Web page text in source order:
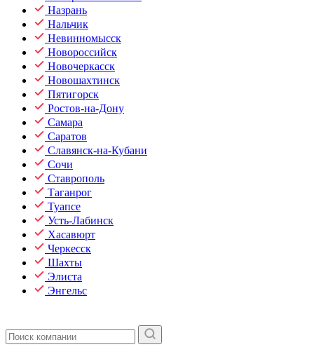
Назрань
Нальчик
Невинномысск
Новороссийск
Новочеркасск
Новошахтинск
Пятигорск
Ростов-на-Дону
Самара
Саратов
Славянск-на-Кубани
Сочи
Ставрополь
Таганрог
Туапсе
Усть-Лабинск
Хасавюрт
Черкесск
Шахты
Элиста
Энгельс